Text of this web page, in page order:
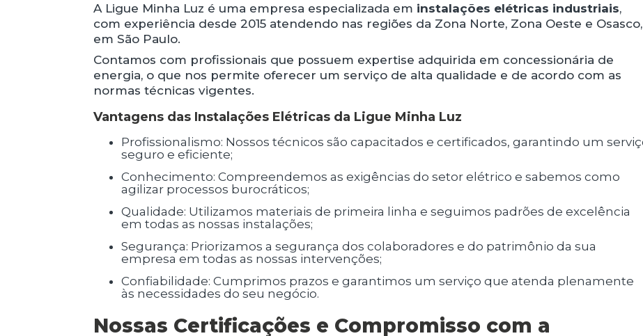
A Ligue Minha Luz é uma empresa especializada em instalações elétricas industriais,
com experiência desde 2015 atendendo nas regiões da Zona Norte, Zona Oeste e Osasco,
em São Paulo.
Contamos com profissionais que possuem expertise adquirida em concessionária de
energia, o que nos permite oferecer um serviço de alta qualidade e de acordo com as
normas técnicas vigentes.
Vantagens das Instalações Elétricas da Ligue Minha Luz
Profissionalismo: Nossos técnicos são capacitados e certificados, garantindo um serviço
seguro e eficiente;
Conhecimento: Compreendemos as exigências do setor elétrico e sabemos como
agilizar processos burocráticos;
Qualidade: Utilizamos materiais de primeira linha e seguimos padrões de excelência
em todas as nossas instalações;
Segurança: Priorizamos a segurança dos colaboradores e do patrimônio da sua
empresa em todas as nossas intervenções;
Confiabilidade: Cumprimos prazos e garantimos um serviço que atenda plenamente
às necessidades do seu negócio.
Nossas Certificações e Compromisso com a